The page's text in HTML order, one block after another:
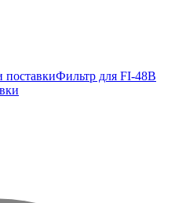
поставкиФильтр для FI-48B